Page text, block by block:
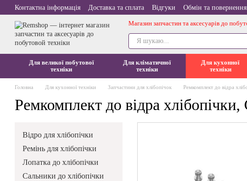
Перейти до основного контенту
Контактна інформація Доставка та сплата Відгуки Обмін та повернення
Магазин запчастин та аксесуарів до
Для великої побутової
техніки
Для кліматичної
техніки
Для кухонної
техніки
Головна Для кухонної техніки Запчастини для хлібопічок Ремкомплект до відра
Ремкомплект до відра
Відро для хлібопічки
Ремінь для хлібопічки
Лопатка до хлібопічки
Сальники до хлібопічки